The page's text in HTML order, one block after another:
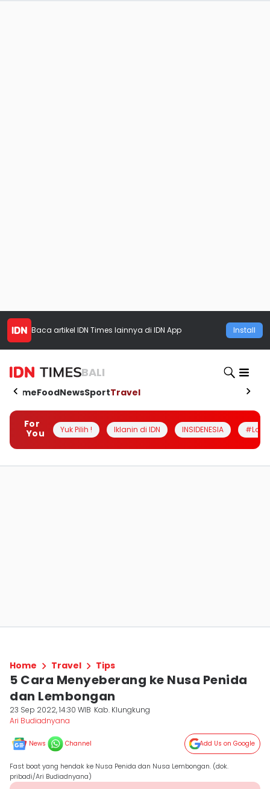
Baca artikel IDN Times lainnya di IDN App Install
BALI
HomeFoodNewsSportTravel
For
You
Yuk Pilih ! Iklanin di IDN INSIDENESIA
Home Travel Tips
5 Cara Menyeberang ke Nusa Penida
dan Lembongan
23 Sep 2022, 14:30 WIB Kab. Klungkung
Ari Budiadnyana
News Channel Add Us on Google
Fast boat yang hendak ke Nusa Penida dan Nusa Lembongan. (dok.
pribadi/Ari Budiadnyana)